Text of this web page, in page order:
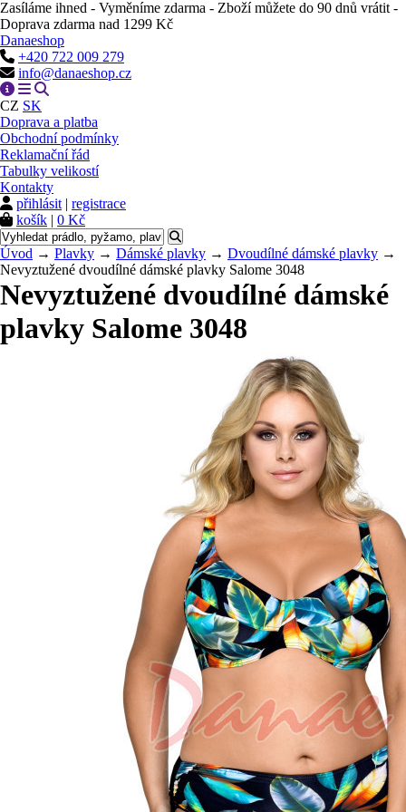
Zasíláme ihned - Vyměníme zdarma - Zboží můžete do 90 dnů vrátit -
Doprava zdarma nad 1299 Kč
Danaeshop
+420 722 009 279
info@danaeshop.cz
CZ SK
Doprava a platba
Obchodní podmínky
Reklamační řád
Tabulky velikostí
Kontakty
přihlásit | registrace
košík | 0 Kč
Úvod → Plavky → Dámské plavky → Dvoudílné dámské plavky →
Nevyztužené dvoudílné dámské plavky Salome 3048
Nevyztužené dvoudílné dámské
plavky Salome 3048